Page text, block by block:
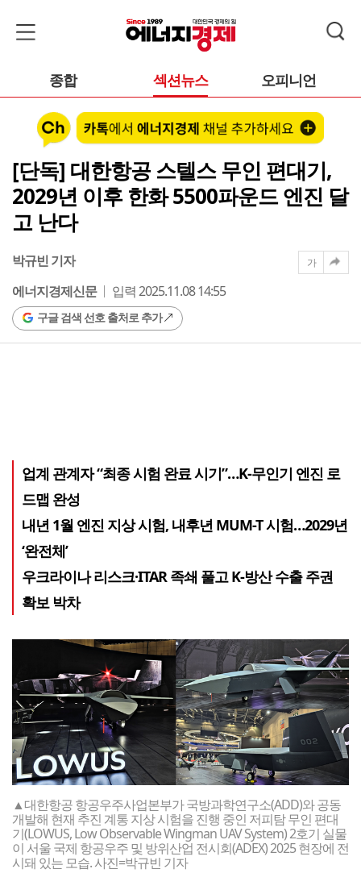
종합 섹션뉴스 오피니언
[단독] 대한항공 스텔스 무인 편대기,
2029년 이후 한화 5500파운드 엔진 달
고 난다
박규빈 기자
에너지경제신문
입력 2025.11.08 14:55
구글 검색 선호 출처로 추가
가
업계 관계자 “최종 시험 완료 시기”…K-무인기 엔진 로
드맵 완성
내년 1월 엔진 지상 시험, 내후년 MUM-T 시험…2029년
‘완전체’
우크라이나 리스크·ITAR 족쇄 풀고 K-방산 수출 주권
확보 박차
▲대한항공 항공우주사업본부가 국방과학연구소(ADD)와 공동
개발해 현재 추진 계통 지상 시험을 진행 중인 저피탐 무인 편대
기(LOWUS, Low Observable Wingman UAV System) 2호기 실물
이 서울 국제 항공우주 및 방위산업 전시회(ADEX) 2025 현장에 전
시돼 있는 모습. 사진=박규빈 기자